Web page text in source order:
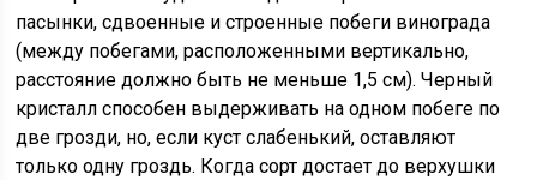
пасынки, сдвоенные и строенные побеги винограда
(между побегами, расположенными вертикально,
расстояние должно быть не меньше 1,5 см). Черный
кристалл способен выдерживать на одном побеге по
две грозди, но, если куст слабенький, оставляют
только одну гроздь. Когда сорт достает до верхушки